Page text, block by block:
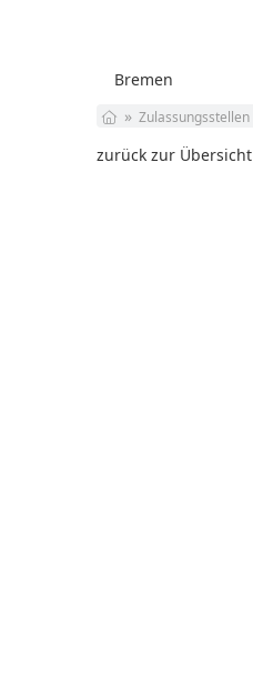
Bremen
Bayern
Berlin
Zulassungsstellen
zurück zur Übersicht